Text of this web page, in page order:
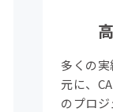
多くの
元に、
のプロジ